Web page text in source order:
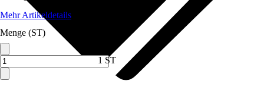
Mehr Artikeldetails
Menge (ST)
1 ST